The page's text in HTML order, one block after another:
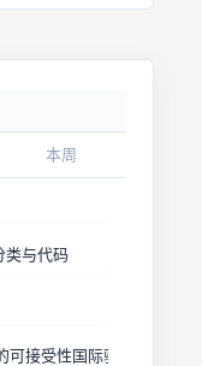
本周
类与代码
可接受性国际验收标准